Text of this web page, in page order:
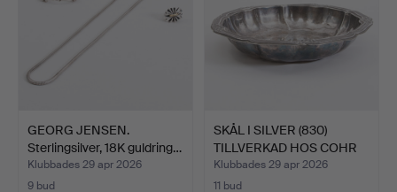
GEORG JENSEN.
Sterlingsilver, 18K guldring…
Klubbades 29 apr 2026
9 bud
SKÅL I SILVER (830)
TILLVERKAD HOS COHR
fö…
Klubbades 29 apr 2026
11 bud